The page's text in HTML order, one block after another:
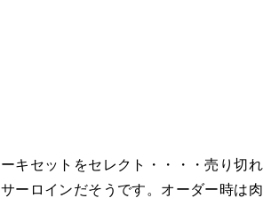
キセットをセレクト・・・・売り切れ
ーロインだそうです。オーダー時は肉